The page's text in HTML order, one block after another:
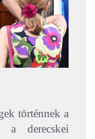
történnek a
a derecskei